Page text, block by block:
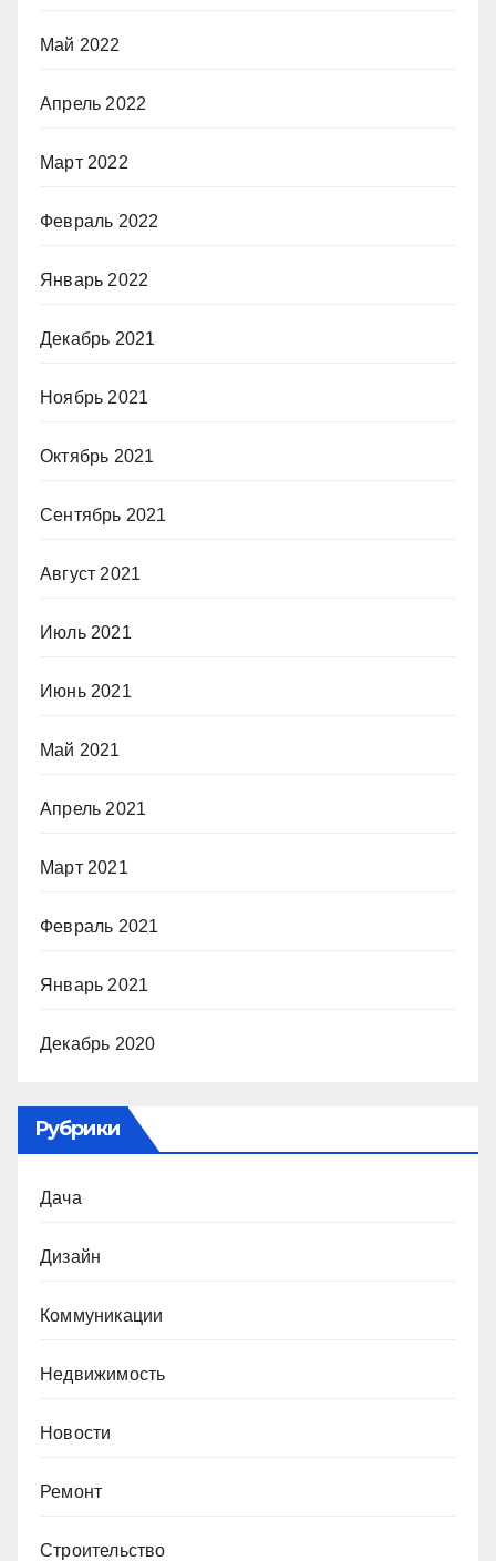
Май 2022
Апрель 2022
Март 2022
Февраль 2022
Январь 2022
Декабрь 2021
Ноябрь 2021
Октябрь 2021
Сентябрь 2021
Август 2021
Июль 2021
Июнь 2021
Май 2021
Апрель 2021
Март 2021
Февраль 2021
Январь 2021
Декабрь 2020
Рубрики
Дача
Дизайн
Коммуникации
Недвижимость
Новости
Ремонт
Строительство